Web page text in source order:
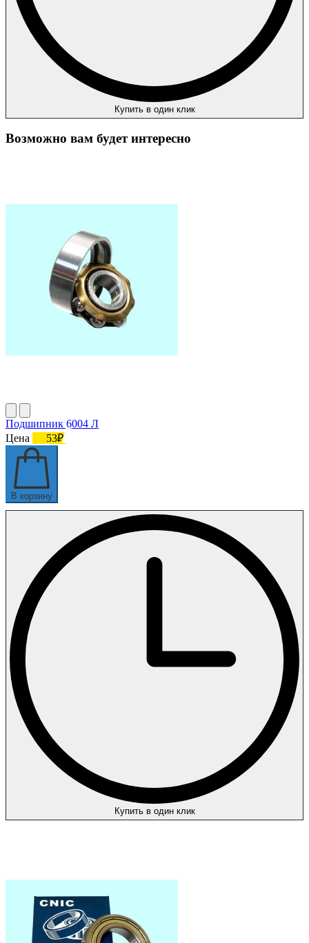
Купить в один клик
Возможно вам будет интересно
Подшипник 6004 Л
Цена
53₽
В корзину
Купить в один клик